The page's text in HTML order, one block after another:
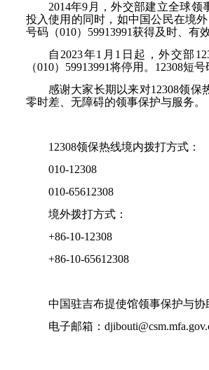
2014年9月，外交部建立全球领
投入使用的同时，如中国公民在境
号码（010）59913991获得及时、有
自2023年1月1日起，外交部
（010）59913991将停用。12308短
感谢大家长期以来对12308领保
零时差、无障碍的领事保护与服务。
12308领保热线境内拨打方式：
010-12308
010-65612308
境外拨打方式：
+86-10-12308
+86-10-65612308
中国驻吉布提使馆领事保护与协
电子邮箱：